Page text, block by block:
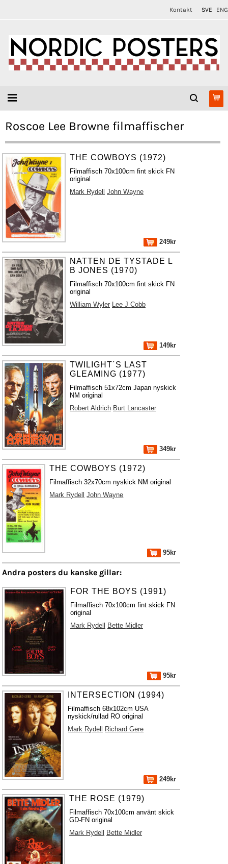
Kontakt SVE ENG
Roscoe Lee Browne filmaffischer
THE COWBOYS (1972)
Filmaffisch 70x100cm fint skick FN
original
Mark Rydell
John Wayne
249kr
NATTEN DE TYSTADE L
B JONES (1970)
Filmaffisch 70x100cm fint skick FN
original
William Wyler Lee J Cobb
149kr
TWILIGHT´S LAST
GLEAMING (1977)
Filmaffisch 51x72cm Japan nyskick
NM original
Robert Aldrich Burt Lancaster
349kr
THE COWBOYS (1972)
Filmaffisch 32x70cm nyskick NM original
Mark Rydell
John Wayne
95kr
Andra posters du kanske gillar:
FOR THE BOYS (1991)
Filmaffisch 70x100cm fint skick FN
original
Mark Rydell
Bette Midler
95kr
INTERSECTION (1994)
Filmaffisch 68x102cm USA
nyskick/rullad RO original
Mark Rydell
Richard Gere
249kr
THE ROSE (1979)
Filmaffisch 70x100cm använt skick
GD-FN original
Mark Rydell
Bette Midler